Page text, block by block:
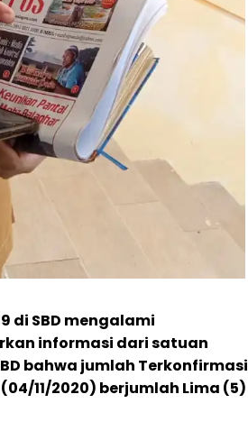
di SBD mengalami
informasi dari satuan
bahwa jumlah Terkonfirmasi
11/2020) berjumlah Lima (5)